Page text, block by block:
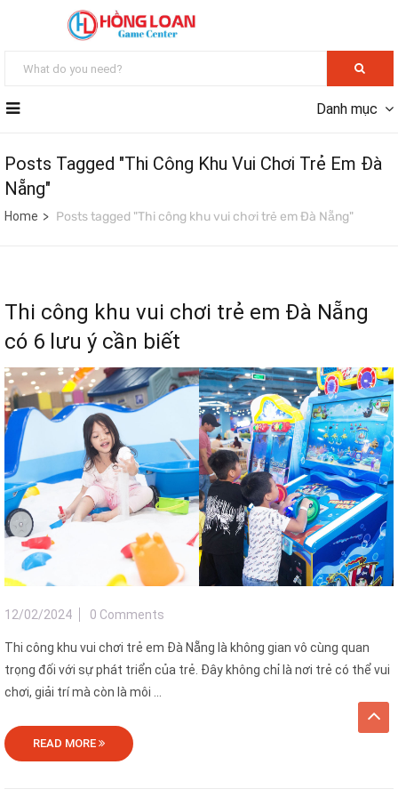
Danh mục
Posts Tagged "Thi Công Khu Vui Chơi Trẻ Em Đà
Nẵng"
Home Posts tagged "Thi công khu vui chơi trẻ em Đà Nẵng"
Thi công khu vui chơi trẻ em Đà Nẵng
có 6 lưu ý cần biết
12/02/2024 0 Comments
Thi công khu vui chơi trẻ em Đà Nẵng là không gian vô cùng quan
trọng đối với sự phát triển của trẻ. Đây không chỉ là nơi trẻ có thể vui
chơi, giải trí mà còn là môi ...
READ MORE